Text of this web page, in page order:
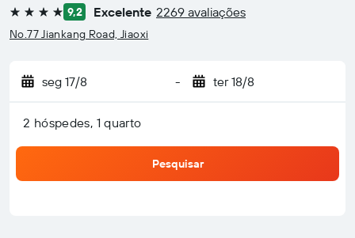
4 estrelas 9,2 Excelente 2269 avaliações
No.77 Jiankang Road, Jiaoxi
seg 17/8 - ter 18/8
2 hóspedes, 1 quarto
Pesquisar